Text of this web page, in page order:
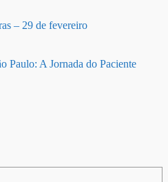
– 29 de fevereiro
Paulo: A Jornada do Paciente